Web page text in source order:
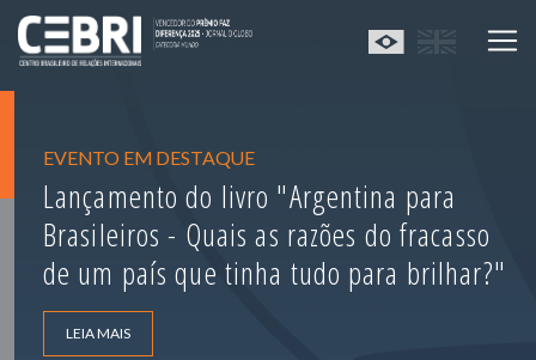
EVENTO EM DESTAQUE
Lançamento do livro "Argentina para
Brasileiros - Quais as razões do fracasso
de um país que tinha tudo para brilhar?"
LEIA MAIS